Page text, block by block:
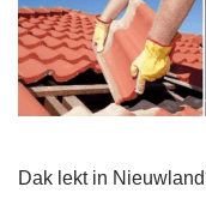
Dak lekt in